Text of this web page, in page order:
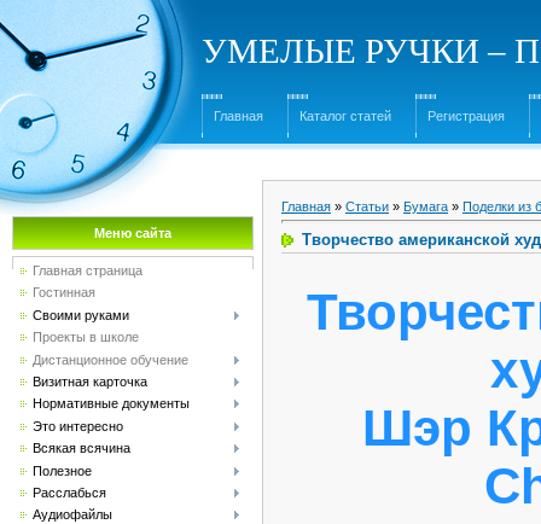
УМЕЛЫЕ РУЧКИ –
Главная Каталог статей Регистрация
Меню сайта
Главная страница
Гостинная
Своими руками
Проекты в школе
Дистанционное обучение
Визитная карточка
Нормативные документы
Это интересно
Всякая всячина
Полезное
Расслабься
Аудиофайлы
Главная » Статьи » Бумага » Поделки из
Творчество американской
Шэр